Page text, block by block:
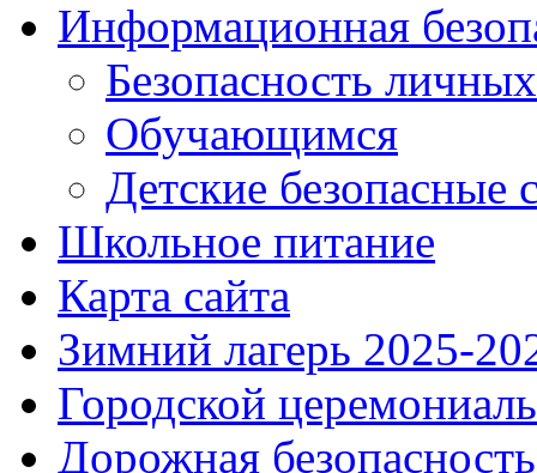
Информационная
Безопасность
Обучающимся
Детские безопасные
Школьное питание
Карта сайта
Зимний лагерь 2025-
Городской
Дорожная безопасность